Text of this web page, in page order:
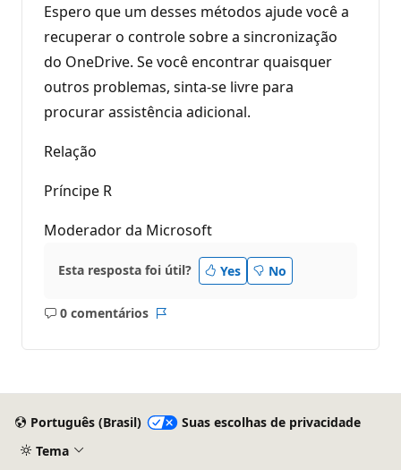
Espero que um desses métodos ajude você a
recuperar o controle sobre a sincronização
do OneDrive. Se você encontrar quaisquer
outros problemas, sinta-se livre para
procurar assistência adicional.
Relação
Príncipe R
Moderador da Microsoft
Esta resposta foi útil? Yes No
0 comentários
Sem
Português (Brasil)
Suas escolhas de privacidade
Tema